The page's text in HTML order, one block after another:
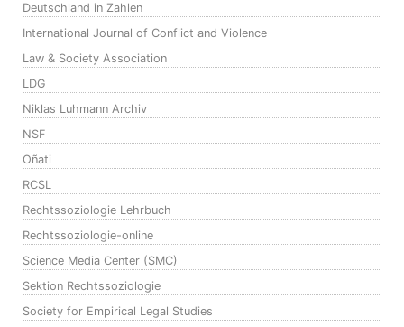
Deutschland in Zahlen
International Journal of Conflict and Violence
Law & Society Association
LDG
Niklas Luhmann Archiv
NSF
Oñati
RCSL
Rechtssoziologie Lehrbuch
Rechtssoziologie-online
Science Media Center (SMC)
Sektion Rechtssoziologie
Society for Empirical Legal Studies